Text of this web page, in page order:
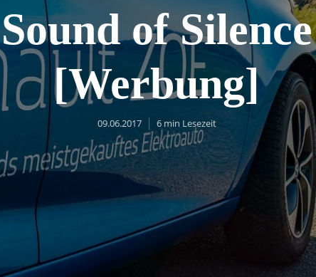
Sound of Silence
[Werbung]
09.06.2017 6 min Lesezeit